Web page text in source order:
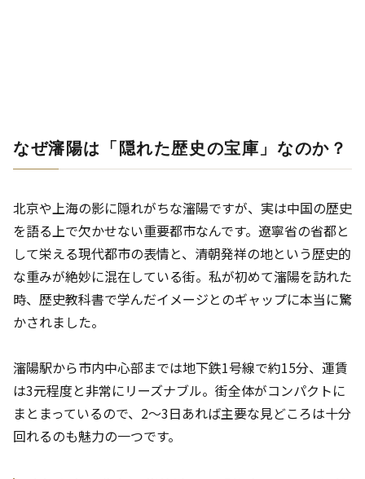
なぜ瀋陽は「隠れた歴史の宝庫」なのか？
北京や上海の影に隠れがちな瀋陽ですが、実は中国の歴史
を語る上で欠かせない重要都市なんです。遼寧省の省都と
して栄える現代都市の表情と、清朝発祥の地という歴史的
な重みが絶妙に混在している街。私が初めて瀋陽を訪れた
時、歴史教科書で学んだイメージとのギャップに本当に驚
かされました。
瀋陽駅から市内中心部までは地下鉄1号線で約15分、運賃
は3元程度と非常にリーズナブル。街全体がコンパクトに
まとまっているので、2〜3日あれば主要な見どころは十分
回れるのも魅力の一つです。